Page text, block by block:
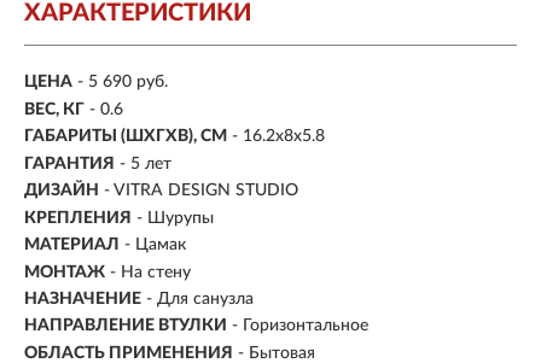
ХАРАКТЕРИСТИКИ
ЦЕНА - 5 690 руб.
ВЕС, КГ - 0.6
ГАБАРИТЫ (ШХГХВ), СМ - 16.2х8х5.8
ГАРАНТИЯ - 5 лет
ДИЗАЙН - VITRA DESIGN STUDIO
КРЕПЛЕНИЯ - Шурупы
МАТЕРИАЛ - Цамак
МОНТАЖ - На стену
НАЗНАЧЕНИЕ - Для санузла
НАПРАВЛЕНИЕ ВТУЛКИ - Горизонтальное
ОБЛАСТЬ ПРИМЕНЕНИЯ - Бытовая